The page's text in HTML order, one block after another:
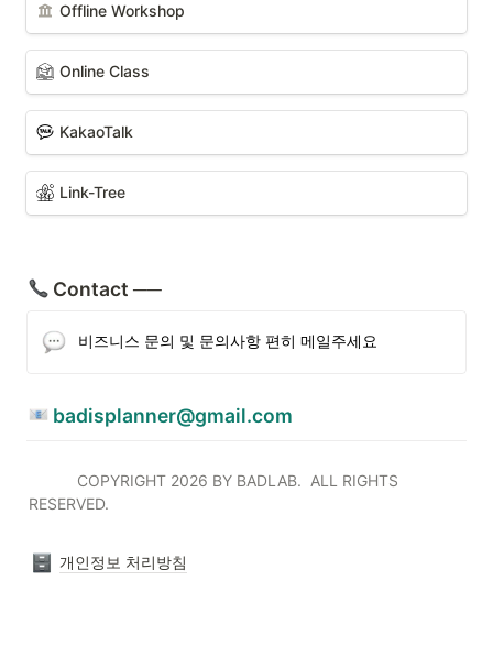
Offline Workshop
Online Class
KakaoTalk
Link-Tree
Contact ──
비즈니스 문의 및 문의사항 편히 메일주세요
badisplanner@gmail.com
COPYRIGHT 2026 BY BADLAB.  ALL RIGHTS
RESERVED.
개인정보 처리방침